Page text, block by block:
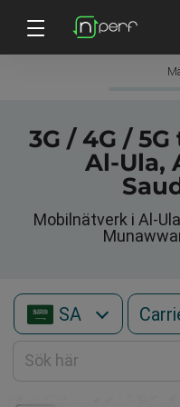
3G / 4G /
Al-Ula,
Mobilnätverk i Al-
SA